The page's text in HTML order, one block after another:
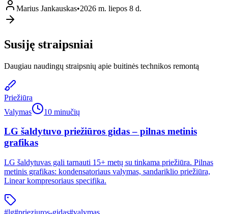
Marius Jankauskas•2026 m. liepos 8 d.
Susiję straipsniai
Daugiau naudingų straipsnių apie buitinės technikos remontą
Priežiūra
Valymas
10 minučių
LG šaldytuvo priežiūros gidas – pilnas metinis
grafikas
LG šaldytuvas gali tarnauti 15+ metų su tinkama priežiūra. Pilnas
metinis grafikas: kondensatoriaus valymas, sandariklio priežiūra,
Linear kompresoriaus specifika.
#lg#prieziuros-gidas#valymas